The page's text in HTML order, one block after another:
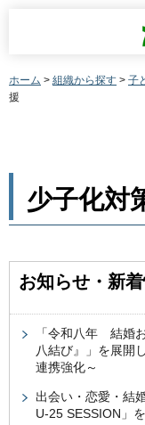
ホーム > 組織から探す > 子
援
少子化対
お知らせ・新
「令和八年 結婚
八結び』」を展開
連携強化～
出会い・恋愛・結
U-25 SESSION」